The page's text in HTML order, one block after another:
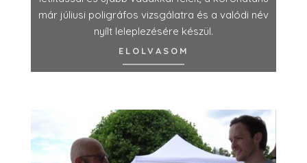
már júliusi poligráfos vizsgálatra és a valódi név
nyílt leleplezésére készül.
ELOLVASOM